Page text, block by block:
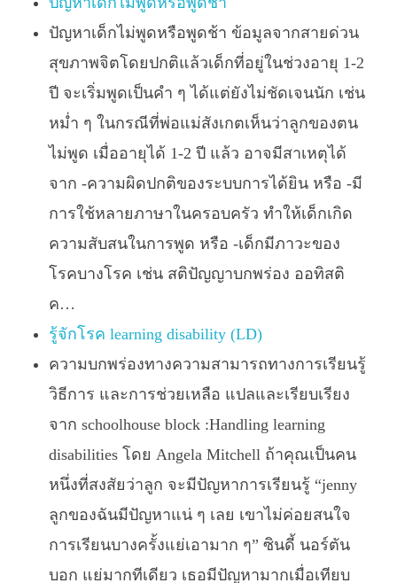
ปัญหาเด็กไม่พูดหรือพูดช้า ข้อมูลจากสายด่วน
สุขภาพจิตโดยปกติแล้วเด็กที่อยู่ในช่วงอายุ 1-2
ปี จะเริ่มพูดเป็นคำ ๆ ได้แต่ยังไม่ชัดเจนนัก เช่น
หม่ำ ๆ ในกรณีที่พ่อแม่สังเกตเห็นว่าลูกของตน
ไม่พูด เมื่ออายุได้ 1-2 ปี แล้ว อาจมีสาเหตุได้
จาก -ความผิดปกติของระบบการได้ยิน หรือ -มี
การใช้หลายภาษาในครอบครัว ทำให้เด็กเกิด
ความสับสนในการพูด หรือ -เด็กมีภาวะของ
โรคบางโรค เช่น สติปัญญาบกพร่อง ออทิสติ
ค…
รู้จักโรค learning disability (LD)
ความบกพร่องทางความสามารถทางการเรียนรู้
วิธีการ และการช่วยเหลือ แปลและเรียบเรียง
จาก schoolhouse block :Handling learning
disabilities โดย Angela Mitchell ถ้าคุณเป็นคน
หนึ่งที่สงสัยว่าลูก จะมีปัญหาการเรียนรู้ “jenny
ลูกของฉันมีปัญหาแน่ ๆ เลย เขาไม่ค่อยสนใจ
การเรียนบางครั้งแย่เอามาก ๆ” ซินดี้ นอร์ตัน
บอก แย่มากทีเดียว เธอมีปัญหามากเมื่อเทียบ